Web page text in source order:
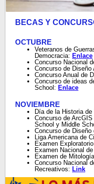
BECAS Y
OCTUBRE
Veteranos de
Democracia: Enlace
Concurso Nacional
Concurso de Diseño
Concurso Anual de
Concurso de ideas
School: Enlace
NOVIEMBRE
Día de la Historia de
Concurso de
School y Middle
Concurso de Diseño
Liga Americana de
Examen
Examen Nacional
Examen de
Concurso Nacional
Recreativos: Link